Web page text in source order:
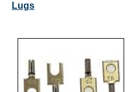
Lugs